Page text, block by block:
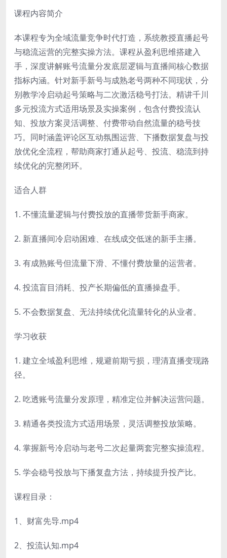
课程内容简介
本课程专为全域流量竞争时代打造，系统教授直播起号
与稳流运营的完整实操方法。课程从盈利思维搭建入
手，深度讲解账号流量分发底层逻辑与直播间核心数据
指标内涵。针对新手新号与成熟老号两种不同现状，分
别教学冷启动起号策略与二次激活稳号打法。精讲千川
多元投流方式适用场景及实操案例，包含付费投流认
知、投放方案灵活调整、付费带动自然流量的稳号技
巧。同时涵盖评论区互动氛围运营、下播数据复盘与投
放优化全流程，帮助商家打通从起号、投流、稳流到持
续优化的完整闭环。
适合人群
1. 不懂流量逻辑与付费投放的直播带货新手商家。
2. 新直播间冷启动困难、在线成交低迷的新手主播。
3. 有成熟账号但流量下滑、不懂付费放量的运营者。
4. 投流盲目消耗、投产长期偏低的直播操盘手。
5. 不会数据复盘、无法持续优化流量转化的从业者。
学习收获
1. 建立全域盈利思维，规避前期亏损，理清直播变现路
径。
2. 吃透账号流量分发原理，精准定位并解决运营问题。
3. 精通各类投流方式适用场景，灵活调整投放策略。
4. 掌握新号冷启动与老号二次起量两套完整实操流程。
5. 学会稳号投放与下播复盘方法，持续提升投产比。
课程目录：
1、财富先导.mp4
2、投流认知.mp4